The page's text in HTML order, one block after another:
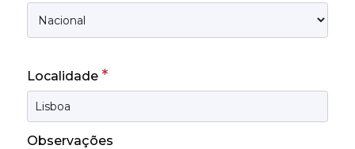
Localidade *
Observações